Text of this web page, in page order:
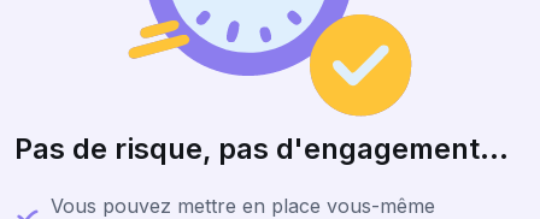
Pas de risque, pas d'engagement...
Vous pouvez mettre en place vous-même